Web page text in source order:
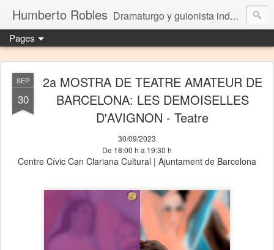
Humberto Robles Dramaturgo y guionista independiente
Pages
SEP
30
2a MOSTRA DE TEATRE AMATEUR DE
BARCELONA: LES DEMOISELLES
D'AVIGNON - Teatre
30/09/2023
De 18:00 h a 19:30 h
Centre Cívic Can Clariana Cultural | Ajuntament de Barcelona